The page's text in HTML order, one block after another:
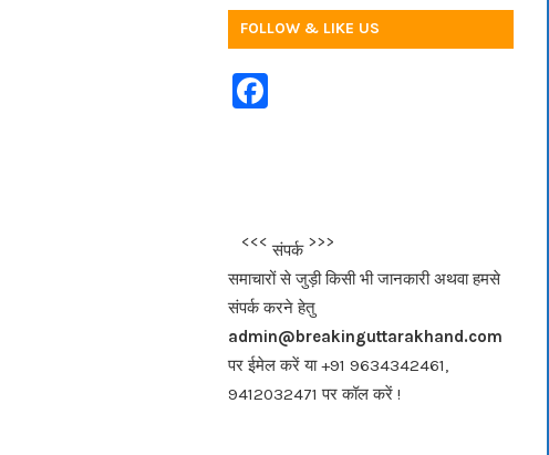
FOLLOW & LIKE US
F
b
o
o
k
<<<
संपर्क
>>>
समाचारों से जुड़ी किसी भी जानकारी अथवा हमसे
संपर्क करने हेतु
admin@breakinguttarakhand.com
पर ईमेल करें या +91 9634342461,
9412032471 पर कॉल करें !